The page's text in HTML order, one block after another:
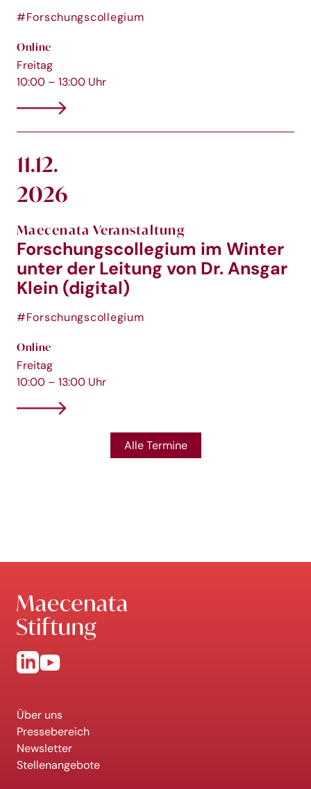
#Forschungscollegium
Online
Freitag
10:00 – 13:00 Uhr
11.12.
2026
Maecenata Veranstaltung
Forschungscollegium im Winter
unter der Leitung von Dr. Ansgar
Klein (digital)
#Forschungscollegium
Online
Freitag
10:00 – 13:00 Uhr
Alle Termine
Über uns
Pressebereich
Newsletter
Stellenangebote